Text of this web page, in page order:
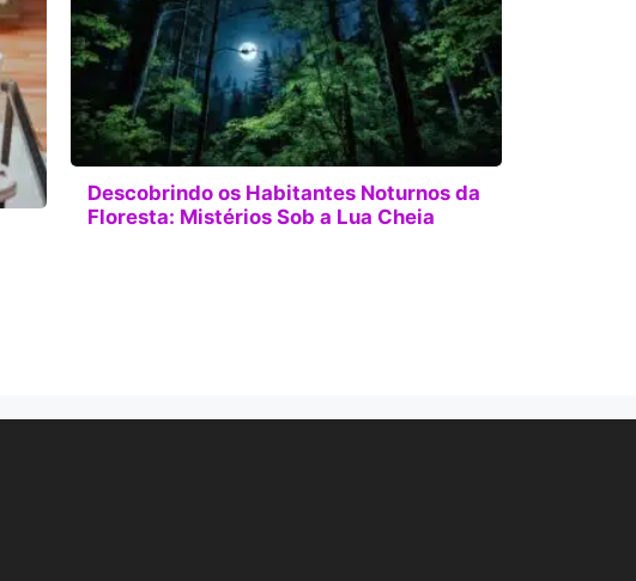
Descobrindo os Habitantes Noturnos da
Floresta: Mistérios Sob a Lua Cheia